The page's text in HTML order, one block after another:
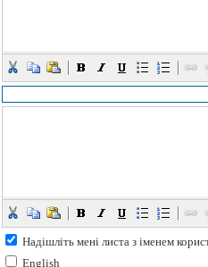
Надішліть мені листа з іменем
English